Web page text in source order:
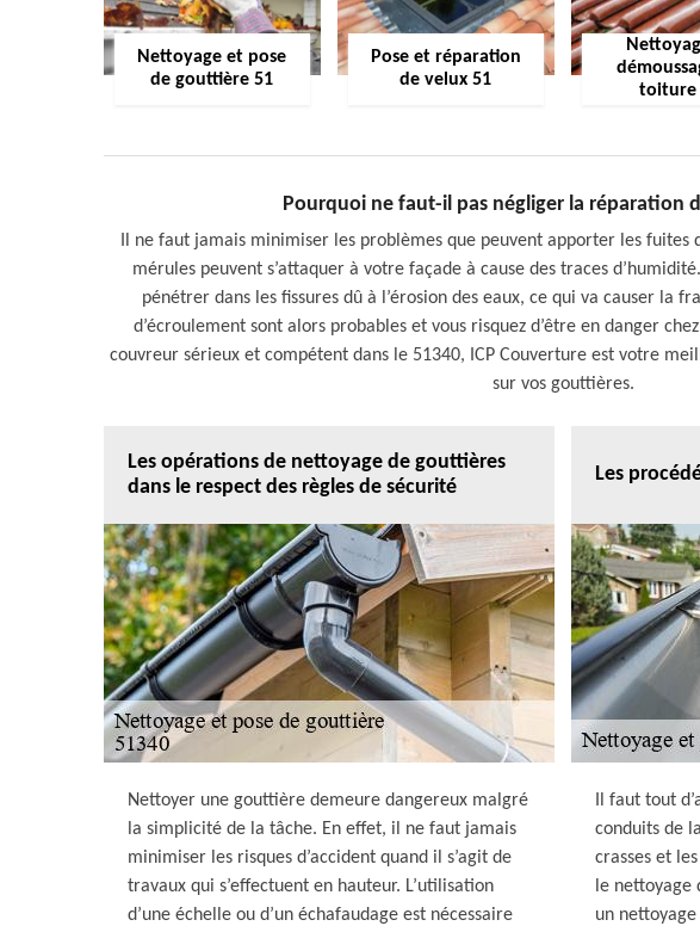
Nettoyage et pose
de gouttière 51
Pose et réparation
de velux 51
toiture
Pourquoi ne faut-il pas négliger la réparation
Il ne faut jamais minimiser les problèmes que peuvent apporter les fuites
mérules peuvent s’attaquer à votre façade à cause des traces
pénétrer dans les fissures dû à l’érosion des eaux, ce qui va causer la
d’écroulement sont alors probables et vous risquez d’être en danger
couvreur sérieux et compétent dans le 51340, ICP Couverture est votre
sur vos gouttières.
Les opérations de nettoyage de gouttières
dans le respect des règles de sécurité
Nettoyer une gouttière demeure dangereux malgré
la simplicité de la tâche. En effet, il ne faut jamais
minimiser les risques d’accident quand il s’agit de
travaux qui s’effectuent en hauteur. L’utilisation
d’une échelle ou d’un échafaudage est nécessaire
Les
Il faut tout
conduits de
crasses et
le nettoyage
un